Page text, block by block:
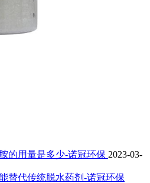
的用量是多少-诺冠环保 2023-03-
替代传统脱水药剂-诺冠环保